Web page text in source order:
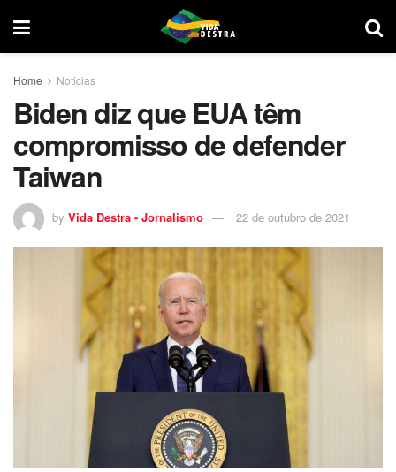
Home Noticias
Biden diz que EUA têm
compromisso de defender
Taiwan
by Vida Destra - Jornalismo 22 de outubro de 2021